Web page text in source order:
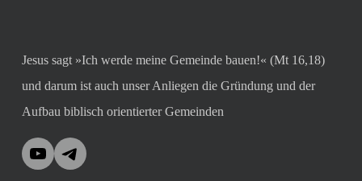
Jesus sagt »Ich werde meine Gemeinde bauen!« (Mt 16,18)
und darum ist auch unser Anliegen die Gründung und der
Aufbau biblisch orientierter Gemeinden
YouTubeTelegram